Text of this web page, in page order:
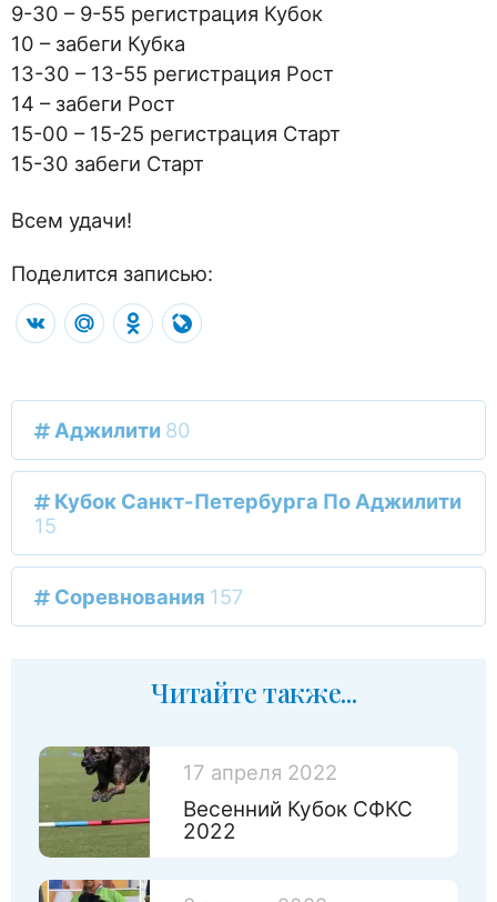
9-30 – 9-55 регистрация Кубок
10 – забеги Кубка
13-30 – 13-55 регистрация Рост
14 – забеги Рост
15-00 – 15-25 регистрация Старт
15-30 забеги Старт
Всем удачи!
Поделится записью:
VK Mail.RuOdnoklassniki
Аджилити 80
Кубок Санкт-Петербурга По Аджилити
15
Соревнования 157
Читайте также...
17 апреля 2022
Весенний Кубок СФКС
2022